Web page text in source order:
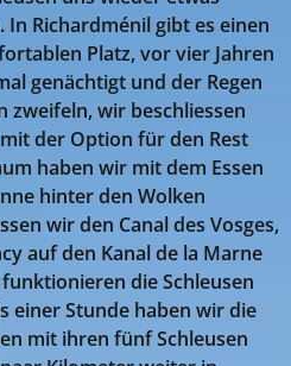
Richardménil gibt es einen
Platz, vor vier Jahren
genächtigt und der Regen
zweifeln, wir beschliessen
der Option für den Rest
haben wir mit dem Essen
hinter den Wolken
wir den Canal des Vosges,
auf den Kanal de la Marne
die Schleusen
einer Stunde haben wir die
mit ihren fünf Schleusen